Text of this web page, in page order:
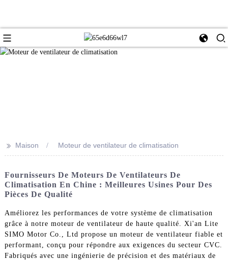
>> Maison Moteur de ventilateur de climatisation
Fournisseurs De Moteurs De Ventilateurs De
Climatisation En Chine : Meilleures Usines Pour Des
Pièces De Qualité
Améliorez les performances de votre système de climatisation
grâce à notre moteur de ventilateur de haute qualité. Xi'an Lite
SIMO Motor Co., Ltd propose un moteur de ventilateur fiable et
performant, conçu pour répondre aux exigences du secteur CVC.
Fabriqués avec une ingénierie de précision et des matériaux de